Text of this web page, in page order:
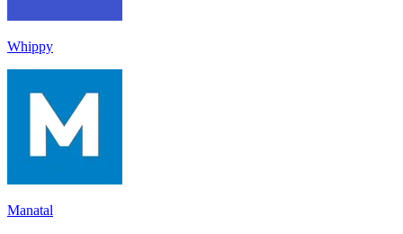
Whippy
Manatal